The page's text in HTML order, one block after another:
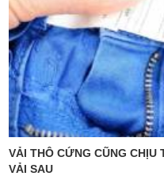
VẢI THÔ CỨNG CŨNG CHỊU
VẢI SAU